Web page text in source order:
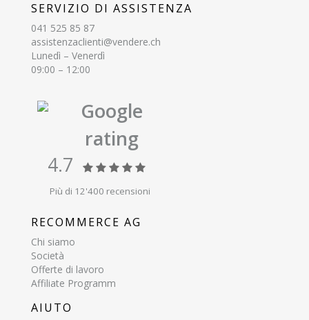
SERVIZIO DI ASSISTENZA
041 525 85 87
assistenzaclienti@vendere.ch
Lunedì – Venerdì
09:00 – 12:00
Google
rating
4.7
Più di 12'400 recensioni
RECOMMERCE AG
Chi siamo
Società
Offerte di lavoro
Affiliate Programm
AIUTO